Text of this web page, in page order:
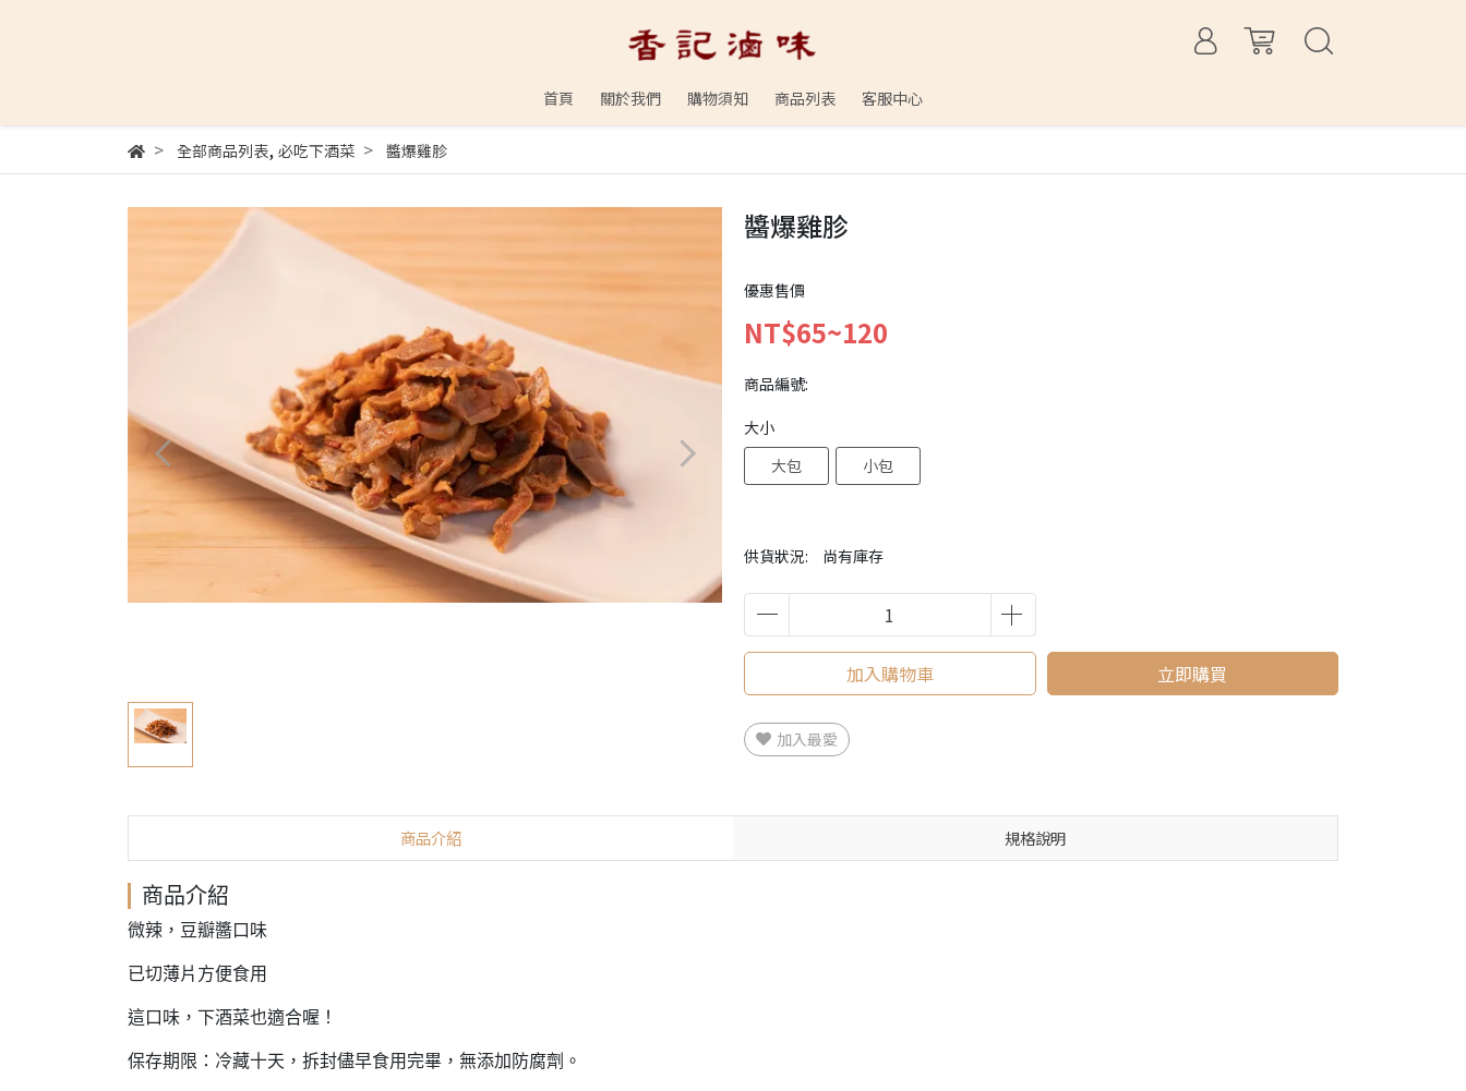
首頁 關於我們 購物須知 商品列表 客服中心
全部商品列表, 必吃下酒菜 醬爆雞胗
醬爆雞胗
優惠售價
NT$65~120
商品編號:
供貨狀況: 尚有庫存
大小
大包
小包
加入購物車 立即購買
加入最愛
商品介紹 規格說明
商品介紹
微辣，豆瓣醬口味
已切薄片方便食用
這口味，下酒菜也適合喔！
保存期限：冷藏十天，拆封儘早食用完畢，無添加防腐劑。